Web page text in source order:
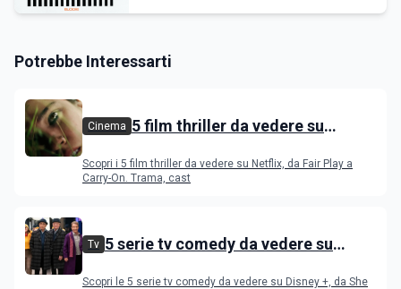
Potrebbe Interessarti
Cinema 5 film thriller da vedere su
Scopri i 5 film thriller da vedere su Netflix, da Fair Play a
Carry-On. Trama, cast
Tv 5 serie tv comedy da vedere su
Scopri le 5 serie tv comedy da vedere su Disney +, da She